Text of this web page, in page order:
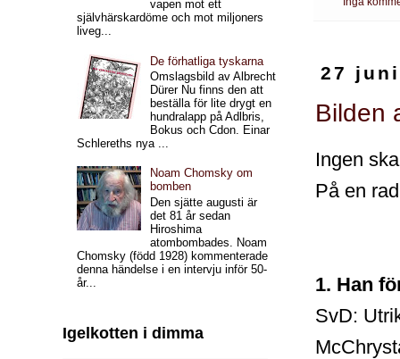
27
Bilden
Ingen
På en
1. Han
SvD:
vapen mot ett
självhärskardöme och mot miljoners
liveg...
De förhatliga tyskarna
Omslagsbild av Albrecht
Dürer Nu finns den att
beställa för lite drygt en
hundralapp på Adlbris,
Bokus och Cdon. Einar
Schlereths nya ...
Noam Chomsky om
bomben
Den sjätte augusti är
det 81 år sedan
Hiroshima
atombombades. Noam
Chomsky (född 1928) kommenterade
denna händelse i en intervju inför 50-
år...
Igelkotten i dimma